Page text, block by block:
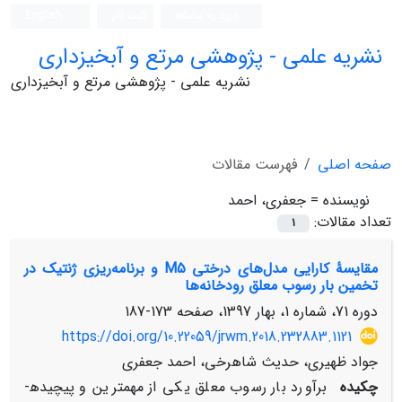
نشریه علمی - پژوهشی مرتع و آبخیزداری
نشریه علمی - پژوهشی مرتع و آبخیزداری
صفحه اصلی
فهرست مقالات
نویسنده = جعفری، احمد
تعداد مقالات:
1
مقایسۀ کارایی مدل‌های درختی M5 و برنامه‌ریزی ژنتیک در
تخمین بار رسوب معلق رودخانه‌ها
دوره 71، شماره 1، بهار 1397، صفحه
173-187
https://doi.org/10.22059/jrwm.2018.232883.1121
جواد ظهیری، حدیث شاهرخی، احمد جعفری
چکیده
برآورد بار رسوب معلق یکی از مهم­ترین و پیچیده­